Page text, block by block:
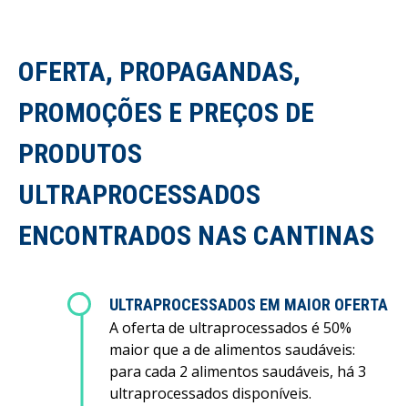
OFERTA, PROPAGANDAS,
PROMOÇÕES E PREÇOS DE
PRODUTOS
ULTRAPROCESSADOS
ENCONTRADOS NAS CANTINAS
ULTRAPROCESSADOS EM MAIOR OFERTA
A oferta de ultraprocessados é 50%
maior que a de alimentos saudáveis:
para cada 2 alimentos saudáveis, há 3
ultraprocessados disponíveis.